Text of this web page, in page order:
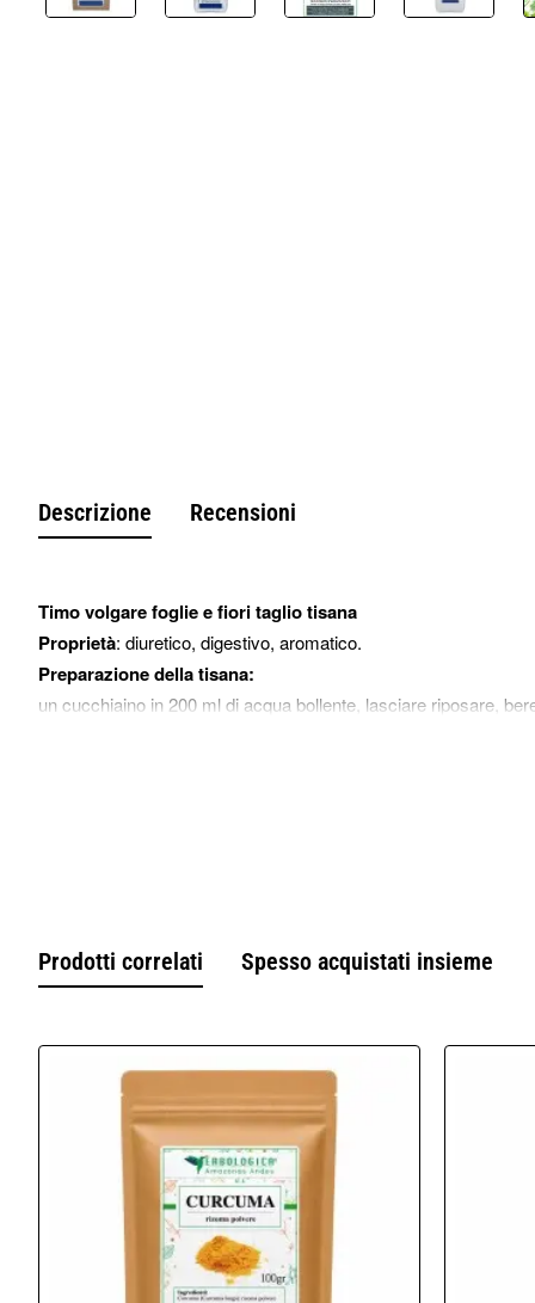
Descrizione Recensioni
Timo volgare foglie e fiori taglio tisana
Proprietà: diuretico, digestivo, aromatico.
Preparazione della tisana:
un cucchiaino in 200 ml di acqua bollente, lasciare riposare,
Prodotti correlati Spesso acquistati insieme